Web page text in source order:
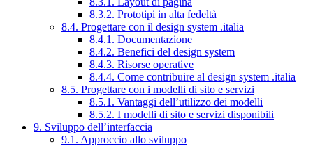
8.3.2. Prototipi in alta fedeltà
8.4. Progettare con il design system .italia
8.4.1. Documentazione
8.4.2. Benefici del design system
8.4.3. Risorse operative
8.4.4. Come contribuire al design system .italia
8.5. Progettare con i modelli di sito e servizi
8.5.1. Vantaggi dell’utilizzo dei modelli
8.5.2. I modelli di sito e servizi disponibili
9. Sviluppo dell’interfaccia
9.1. Approccio allo sviluppo